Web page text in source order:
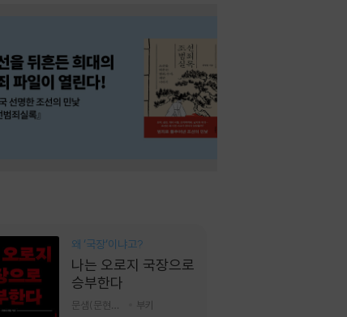
왜 ‘국장‘이냐고?
나는 오로지 국장으로
승부한다
부키